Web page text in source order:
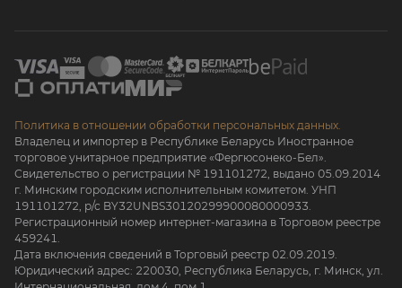
Политика в отношении обработки персональных данных.
Владелец и импортер в Республике Беларусь Иностранное
торговое унитарное предприятие «Фергюсонеко-Бел».
Свидетельство о регистрации № 191101272, выдано 05.09.2014
г. Минским городским исполнительным комитетом. УНП
191101272, р/с BY32UNBS30120299900080000933.
Регистрационный номер интернет-магазина в Торговом реестре
459241.
Дата включения сведений в Торговый реестр 02.09.2019.
Юридический адрес: 220030, Республика Беларусь, г. Минск, ул.